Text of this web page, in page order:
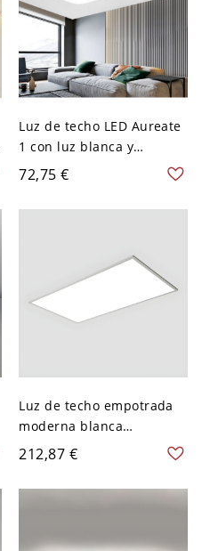
Luz de techo LED Aureate
1 con luz blanca y
pantalla de plexiglás para
montaje empotrado
residencial, 110V-120V,
72,75 €
Luz de techo empotrada
moderna blanca
rectangular con bombillas
LED y pantalla de plástico
- 110 A 120 V 60,96 cm Luz
212,87 €